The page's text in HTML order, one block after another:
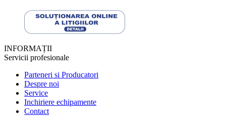
INFORMAȚII
Servicii profesionale
Parteneri si Producatori
Despre noi
Service
Inchiriere echipamente
Contact